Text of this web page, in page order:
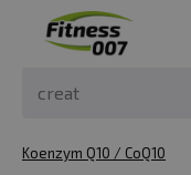
Koenzym Q10 / CoQ10